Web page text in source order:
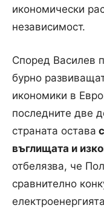
икономически
независимост.
Според Василев
бурно
икономики в
последните две
страната остава
въглищата и
отбелязва, че
сравнително